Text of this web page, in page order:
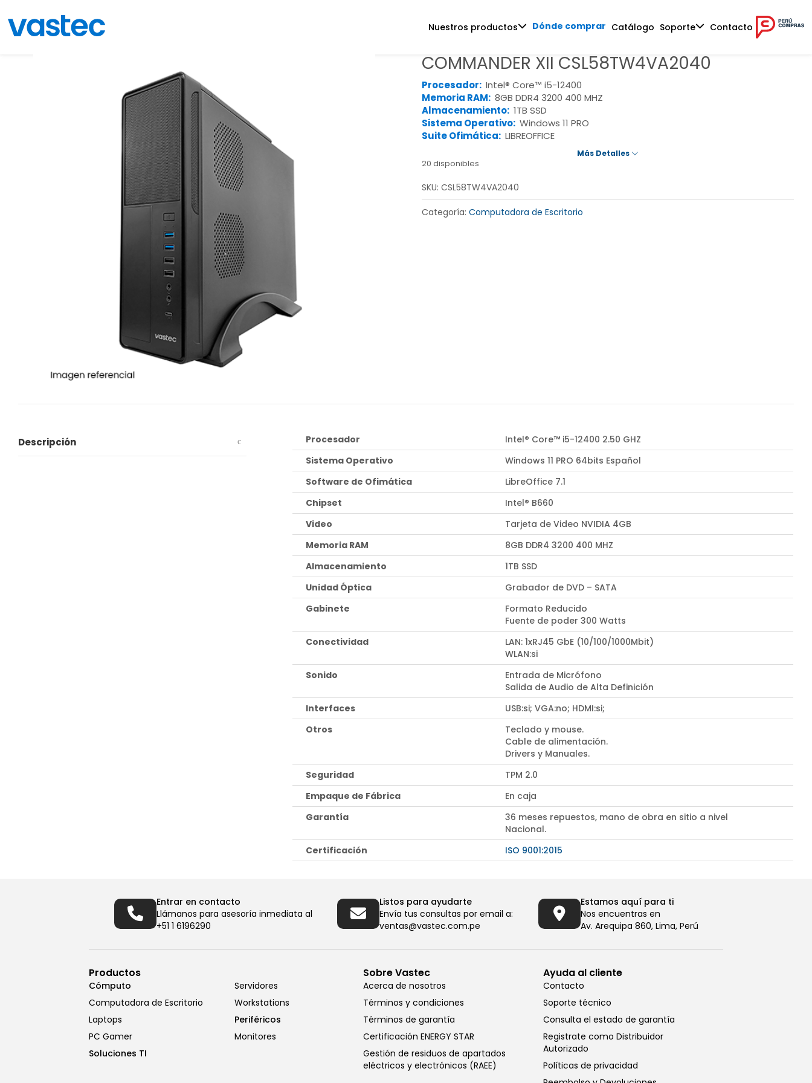
Nuestros productos Dónde comprar Catálogo Soporte Contacto
COMMANDER XII CSL58TW4VA2040
Procesador: Intel® Core™ i5-12400
Memoria RAM: 8GB DDR4 3200 400 MHZ
Almacenamiento: 1TB SSD
Sistema Operativo: Windows 11 PRO
Suite Ofimática: LIBREOFFICE
Más Detalles
20 disponibles
SKU: CSL58TW4VA2040
Categoría: Computadora de Escritorio
Descripción Procesador
Intel® Core™ i5-12400 2.50 GHZ
Sistema Operativo
Windows 11 PRO 64bits Español
Software de Ofimática
LibreOffice 7.1
Chipset
Intel® B660
Video
Tarjeta de Video NVIDIA 4GB
Memoria RAM
8GB DDR4 3200 400 MHZ
Almacenamiento
1TB SSD
Unidad Óptica
Grabador de DVD – SATA
Gabinete
Formato Reducido
Fuente de poder 300 Watts
Conectividad
LAN: 1xRJ45 GbE (10/100/1000Mbit)
WLAN:si
Sonido
Entrada de Micrófono
Salida de Audio de Alta Definición
Interfaces
USB:si; VGA:no; HDMI:si;
Otros
Teclado y mouse.
Cable de alimentación.
Drivers y Manuales.
Seguridad
TPM 2.0
Empaque de Fábrica
En caja
Garantía
36 meses repuestos, mano de obra en sitio a nivel
Nacional.
Certificación
ISO 9001:2015
Entrar en contacto
Llámanos para asesoría inmediata al
+51 1 6196290
Listos para ayudarte
Envía tus consultas por email a:
ventas@vastec.com.pe
Estamos aquí para ti
Nos encuentras en
Av. Arequipa 860, Lima, Perú
Productos
Cómputo
Computadora de Escritorio
Laptops
PC Gamer
Soluciones TI
Servidores
Workstations
Periféricos
Monitores
Sobre Vastec
Acerca de nosotros
Términos y condiciones
Términos de garantía
Certificación ENERGY STAR
Gestión de residuos de apartados
eléctricos y electrónicos (RAEE)
Ayuda al cliente
Contacto
Soporte técnico
Consulta el estado de garantía
Registrate como Distribuidor
Autorizado
Políticas de privacidad